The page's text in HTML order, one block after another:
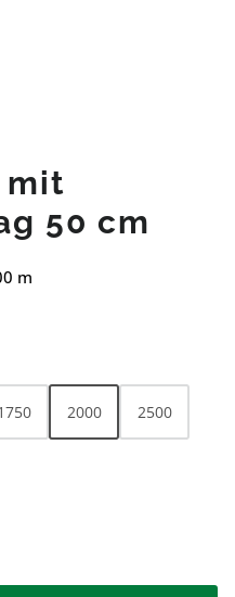
mit
50 cm
m
2000 2500
gewünschten